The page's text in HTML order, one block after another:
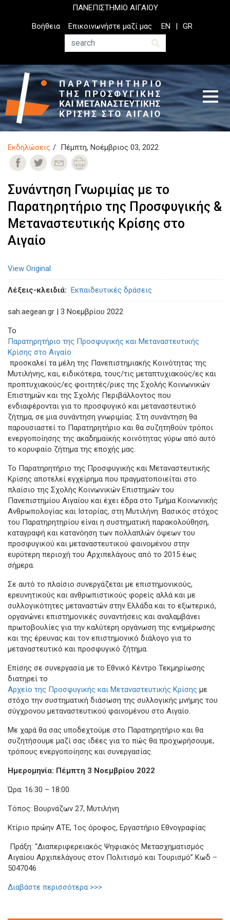
ΠΑΝΕΠΙΣΤΗΜΙΟ ΑΙΓΑΙΟΥ
Top
Header
Βοήθεια
Επικοινωνήστε μαζί μας
Αναζήτηση
EN GR
Εκδηλώσεις Πέμπτη, Νοέμβριος 03, 2022
Συνάντηση Γνωριμίας με το
Παρατηρητήριο της Προσφυγικής &
Μεταναστευτικής Κρίσης στο
Αιγαίο
View Original
Λέξεις-κλειδιά Εκπαιδευτικές δράσεις
sah.aegean.gr | 3 Νοεμβρίου 2022
Το
Παρατηρητήριο της Προσφυγικής και Μεταναστευτικής
Κρίσης στο Αιγαίο
προσκαλεί τα μέλη της Πανεπιστημιακής Κοινότητας της
Μυτιλήνης, και, ειδικότερα, τους/τις μεταπτυχιακούς/ες και
προπτυχιακούς/ες φοιτητές/ριες της Σχολής Κοινωνικών
Επιστημών και της Σχολής Περιβάλλοντος που
ενδιαφέρονται για το προσφυγικό και μεταναστευτικό
ζήτημα, σε μια συνάντηση γνωριμίας. Στη συνάντηση θα
παρουσιαστεί το Παρατηρητήριο και θα συζητηθούν τρόποι
ενεργοποίησης της ακαδημαϊκής κοινότητας γύρω από αυτό
το κορυφαίο ζήτημα της εποχής μας.
Το Παρατηρητήριο της Προσφυγικής και Μεταναστευτικής
Κρίσης αποτελεί εγχείρημα που πραγματοποιείται στο
πλαίσιο της Σχολής Κοινωνικών Επιστημών του
Πανεπιστημίου Αιγαίου και έχει έδρα στο Τμήμα Κοινωνικής
Ανθρωπολογίας και Ιστορίας, στη Μυτιλήνη. Βασικός στόχος
του Παρατηρητηρίου είναι η συστηματική παρακολούθηση,
καταγραφή και κατανόηση των πολλαπλών όψεων του
προσφυγικού και μεταναστευτικού φαινομένου στην
ευρύτερη περιοχή του Αρχιπελάγους από το 2015 έως
σήμερα.
Σε αυτό το πλαίσιο συνεργάζεται με επιστημονικούς,
ερευνητικούς και ανθρωπιστικούς φορείς αλλά και με
συλλογικότητες μεταναστών στην Ελλάδα και το εξωτερικό,
οργανώνει επιστημονικές συναντήσεις και αναλαμβάνει
πρωτοβουλίες για την καλύτερη οργάνωση της ενημέρωσης
και της έρευνας και τον επιστημονικό διάλογο για το
μεταναστευτικό και προσφυγικό ζήτημα.
Επίσης σε συνεργασία με το Εθνικό Κέντρο Τεκμηρίωσης
διατηρεί το
Αρχείο της Προσφυγικής και Μεταναστευτικής Κρίσης με
στόχο την συστηματική διάσωση της συλλογικής μνήμης του
σύγχρονου μεταναστευτικού φαινομένου στο Αιγαίο.
Με χαρά θα σας υποδεχτούμε στο Παρατηρητήριο και θα
συζητήσουμε μαζί σας ιδέες για το πώς θα προχωρήσουμε,
τρόπους ενεργοποίησης και συνεργασίας.
Ημερομηνία: Πέμπτη 3 Νοεμβρίου 2022
Ώρα: 16:30 – 18:00
Tόπος: Βουρνάζων 27, Μυτιλήνη
Κτίριο πρώην ΑΤΕ, 1ος όροφος, Εργαστήριο Εθνογραφίας
Πράξη: “Διαπεριφερειακός Ψηφιακός Μετασχηματισμός
Αιγαίου Αρχιπελάγους στον Πολιτισμό και Τουρισμό” Κωδ –
5047046
Διαβάστε περισσότερα >>>